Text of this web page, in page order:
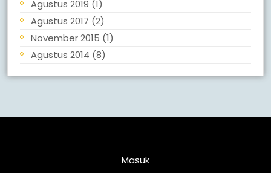
Agustus 2019 (1)
Agustus 2017 (2)
November 2015 (1)
Agustus 2014 (8)
Masuk